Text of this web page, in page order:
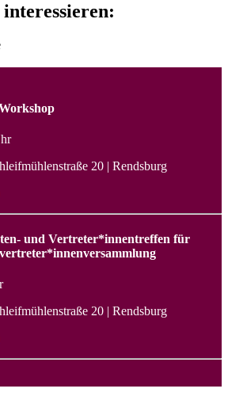
20 | Rendsburg
und Vertreter*innentreffen für
20 | Rendsburg